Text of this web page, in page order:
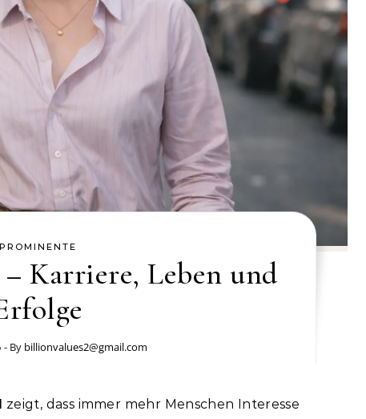
PROMINENTE
Karriere, Leben und
- By billionvalues2@gmail.com
zeigt, dass immer mehr Menschen Interesse